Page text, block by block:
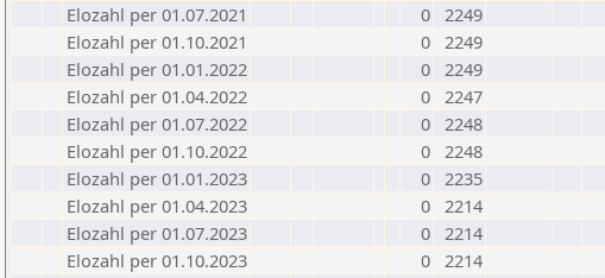
Elozahl per 01.07.2021
0 2249
Elozahl per 01.10.2021
0 2249
Elozahl per 01.01.2022
0 2249
Elozahl per 01.04.2022
0 2247
Elozahl per 01.07.2022
0 2248
Elozahl per 01.10.2022
0 2248
Elozahl per 01.01.2023
0 2235
Elozahl per 01.04.2023
0 2214
Elozahl per 01.07.2023
0 2214
Elozahl per 01.10.2023
0 2214